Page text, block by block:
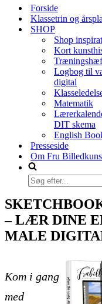
Forside
Klassetrin og
SHOP
Shop
Kort
Logbog til
digital
Matematik
DIT skema
English
Presseside
Om Fru
Søg
efter...
– LÆR DINE
MALE
Kom i gang
med